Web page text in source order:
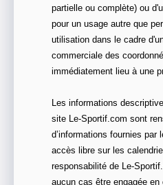
partielle ou complète) ou
pour un usage autre que
utilisation dans le cadre
commerciale des
immédiatement lieu à une
Les informations
site Le-Sportif.com sont
d’informations fournies par
accès libre sur les
responsabilité de Le-
aucun cas être engagée